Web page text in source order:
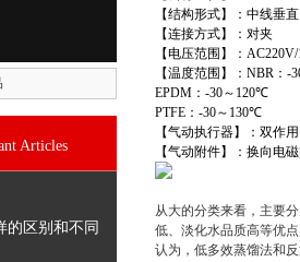
Articles
的区别和不同
【结构形式】：中线垂直
【连接方式】：对夹
【电压范围】：
【温度范围】： NBR ： -
EPDM ： -30～ 120℃
PTFE ： -30～ 130℃
【气动执行器】：双作
【气动附件】：换向电
从大的分类来看，主要
低、淡化水品质高等优
认为，低多效蒸馏法和